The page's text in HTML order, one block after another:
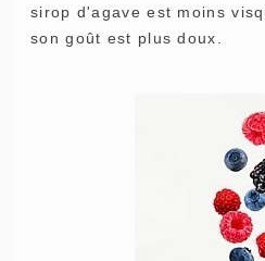
sirop d'agave est moins
son goût est plus doux.